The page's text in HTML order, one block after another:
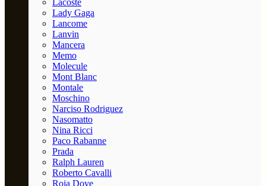
Lacoste
Lady Gaga
Lancome
Lanvin
Mancera
Memo
Molecule
Mont Blanc
Montale
Moschino
Narciso Rodriguez
Nasomatto
Nina Ricci
Paco Rabanne
Prada
Ralph Lauren
Roberto Cavalli
Roja Dove